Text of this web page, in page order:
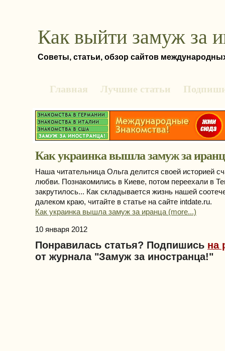
Как выйти замуж за
Советы, статьи, обзор сайтов
Главная Лучшие статьи
Как украинка вышла замуж за
Наша читательница Ольга делится своей историей
любви. Познакомились в Киеве, потом переехали в
закрутилось... Как складывается жизнь нашей
далеком краю, читайте в статье на сайте intdate.ru.
Как украинка вышла замуж за иранца (more...)
10 января 2012
Понравилась статья? Подпишись на
от журнала "Замуж за иностранца!"